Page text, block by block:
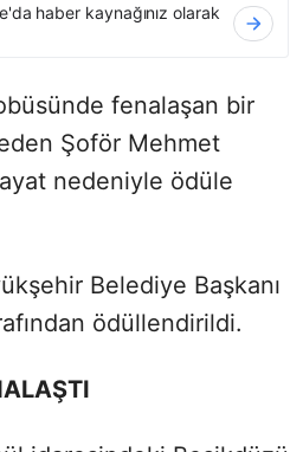
haber kaynağınız olarak
fenalaşan bir
Şoför Mehmet
nedeniyle ödüle
Belediye Başkanı
ödüllendirildi.